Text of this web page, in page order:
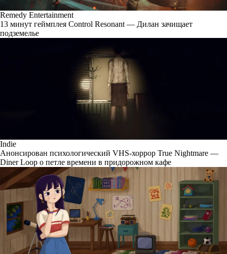
Remedy Entertainment
13 минут геймплея Control Resonant — Дилан зачищает
подземелье
Indie
Анонсирован психологический VHS-хоррор True Nightmare —
Diner Loop о петле времени в придорожном кафе